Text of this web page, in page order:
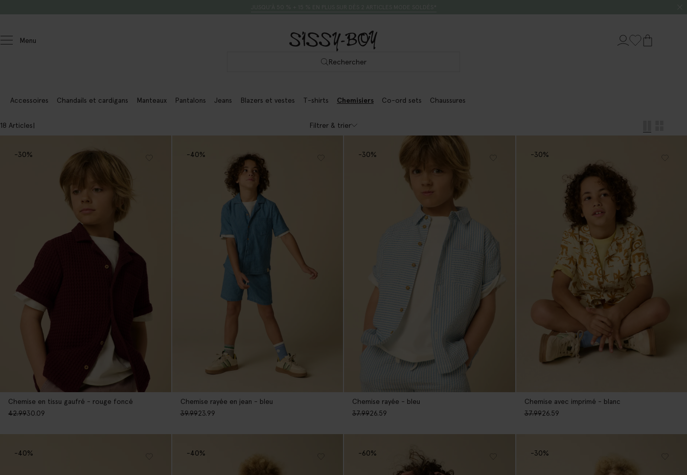
Menu
Rechercher
Accessoires Chandails et cardigans Manteaux Pantalons Jeans Blazers et vestes T-shirts Chemisiers Co-ord sets Chaussures
18 Articles Filtrer & trier
Chemise en tissu gaufré - rouge foncé
42.9930.09
-30%
Chemise rayée en jean - bleu
39.9923.99
-40%
Chemise rayée - bleu
37.9926.59
-30%
Chemise avec imprimé - blanc
37.9926.59
-30%
-40% -40% -60% -30%